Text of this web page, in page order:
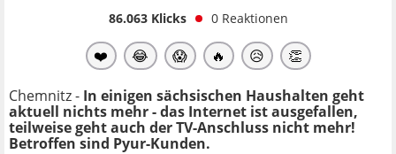
86.063Klicks 0 Reaktionen
❤️ 😂 😱 🔥 😥 👏
Chemnitz - In einigen sächsischen Haushalten geht
aktuell nichts mehr - das Internet ist ausgefallen,
teilweise geht auch der TV-Anschluss nicht mehr!
Betroffen sind Pyur-Kunden.